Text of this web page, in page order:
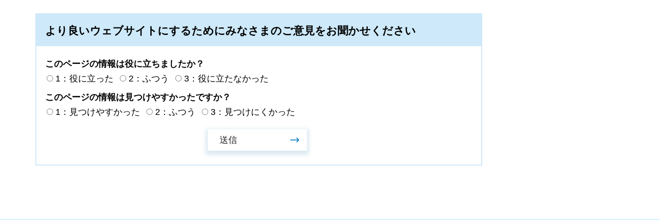
より良いウェブサイトにするためにみなさまのご意見をお聞かせください
このページの情報は役に立ちましたか？
1：役に立った
2：ふつう
3：役に立たなかった
このページの情報は見つけやすかったですか？
1：見つけやすかった
2：ふつう 3：見つけにくかった